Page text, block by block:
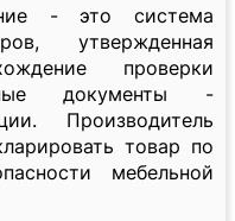
- это система
утвержденная
проверки
документы -
Производитель
товар по
мебельной